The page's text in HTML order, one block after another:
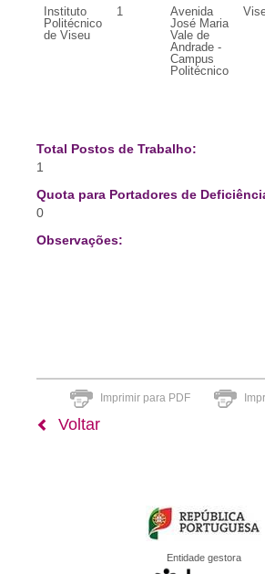
Instituto
Politécnico
de Viseu
1
Avenida
José Maria
Vale de
Andrade -
Campus
Politécnico
Total Postos de Trabalho:
1
Quota para Portadores de
0
Observações:
Imprimir para PDF
Voltar
Entidade gestora